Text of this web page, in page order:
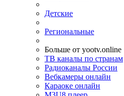
Детские
Региональные
Больше от yootv.online
ТВ каналы по странам
Радиоканалы России
Вебкамеры онлайн
Караоке онлайн